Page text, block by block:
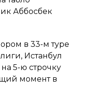
Аббосбек
в 33-м туре
Истанбул
5-ю строчку
момент в